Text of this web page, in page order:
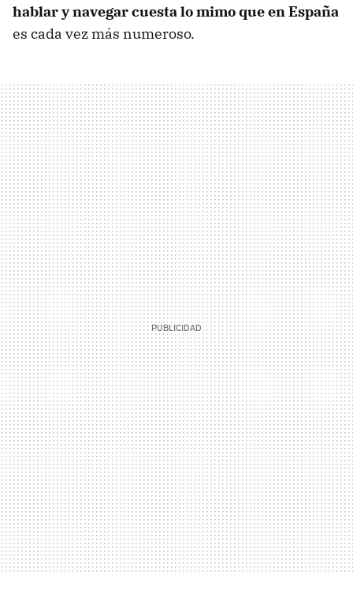
hablar y navegar cuesta lo mimo que en España
es cada vez más numeroso.